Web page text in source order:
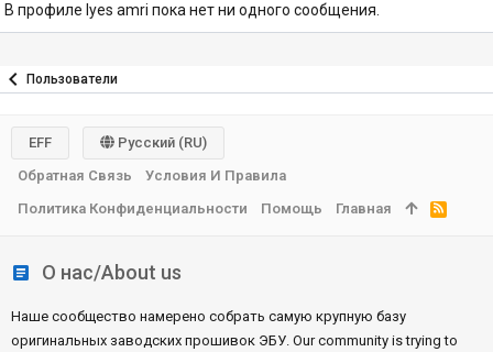
В профиле lyes amri пока нет ни одного сообщения.
Пользователи
О нас/About us
Наше сообщество намерено собрать самую крупную базу
оригинальных заводских прошивок ЭБУ. Our community is trying to
EFF
Русский (RU)
Обратная Связь
Условия И Правила
Политика Конфиденциальности
Помощь Главная
R
S